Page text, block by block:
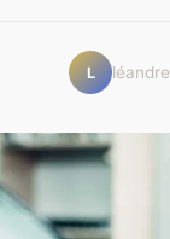
L léandre